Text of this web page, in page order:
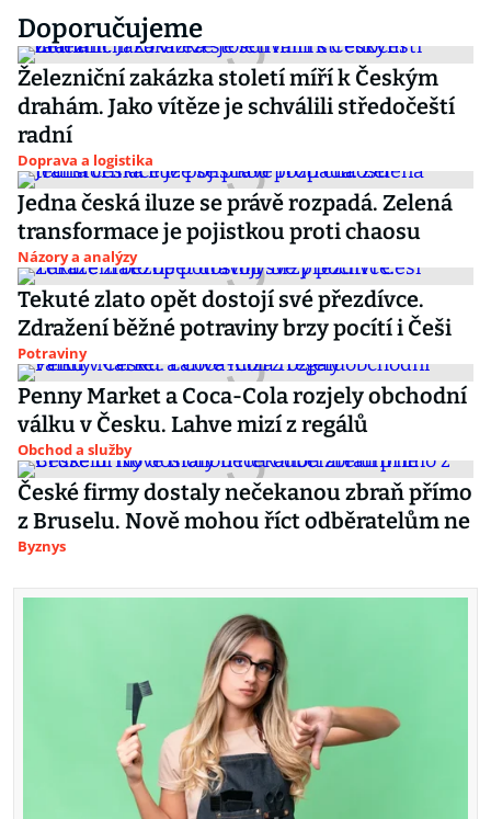
Doporučujeme
Železniční zakázka století míří k Českým
drahám. Jako vítěze je schválili středočeští
radní
Doprava a logistika
Jedna česká iluze se právě rozpadá. Zelená
transformace je pojistkou proti chaosu
Názory a analýzy
Tekuté zlato opět dostojí své přezdívce.
Zdražení běžné potraviny brzy pocítí i Češi
Potraviny
Penny Market a Coca-Cola rozjely obchodní
válku v Česku. Lahve mizí z regálů
Obchod a služby
České firmy dostaly nečekanou zbraň přímo
z Bruselu. Nově mohou říct odběratelům ne
Byznys